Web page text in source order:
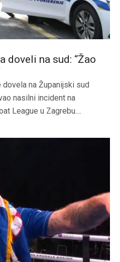
doveli na sud: “Žao
na Županijski sud
nasilni incident na
League u Zagrebu....